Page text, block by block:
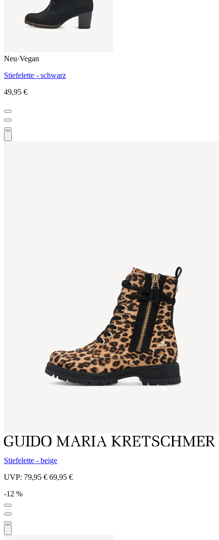
Neu·Vegan
Stiefelette - schwarz
49,95 €
Stiefelette - beige
UVP: 79,95 € 69,95 €
-12 %